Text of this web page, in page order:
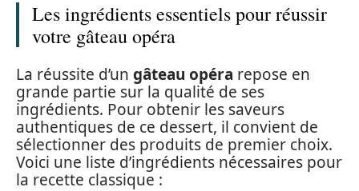
Les ingrédients essentiels pour réussir
votre gâteau opéra
La réussite d’un gâteau opéra repose en
grande partie sur la qualité de ses
ingrédients. Pour obtenir les saveurs
authentiques de ce dessert, il convient de
sélectionner des produits de premier choix.
Voici une liste d’ingrédients nécessaires pour
la recette classique :